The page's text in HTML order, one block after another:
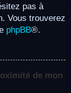
pas à
Vous trouverez
phpBB®.
de mon